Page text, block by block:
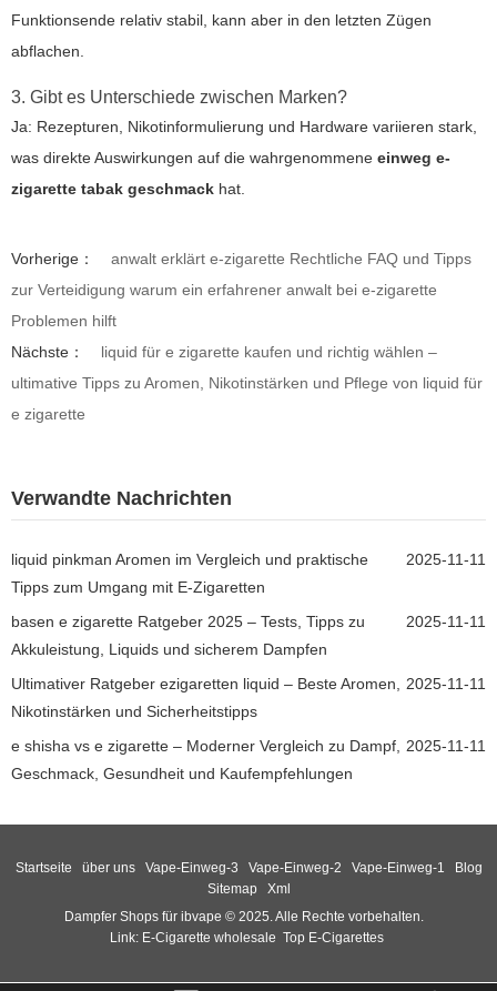
Funktionsende relativ stabil, kann aber in den letzten Zügen
abflachen.
3. Gibt es Unterschiede zwischen Marken?
Ja: Rezepturen, Nikotinformulierung und Hardware variieren stark,
was direkte Auswirkungen auf die wahrgenommene einweg e-
zigarette tabak geschmack hat.
Vorherige：
anwalt erklärt e-zigarette Rechtliche FAQ und Tipps
zur Verteidigung warum ein erfahrener anwalt bei e-zigarette
Problemen hilft
Nächste：
liquid für e zigarette kaufen und richtig wählen –
ultimative Tipps zu Aromen, Nikotinstärken und Pflege von liquid für
e zigarette
Verwandte Nachrichten
2025-11-11
liquid pinkman Aromen im Vergleich und praktische
Tipps zum Umgang mit E-Zigaretten
2025-11-11
basen e zigarette Ratgeber 2025 – Tests, Tipps zu
Akkuleistung, Liquids und sicherem Dampfen
2025-11-11
Ultimativer Ratgeber ezigaretten liquid – Beste Aromen,
Nikotinstärken und Sicherheitstipps
2025-11-11
e shisha vs e zigarette – Moderner Vergleich zu Dampf,
Geschmack, Gesundheit und Kaufempfehlungen
Startseite über uns Vape-Einweg-3 Vape-Einweg-2 Vape-Einweg-1
Blog
Sitemap
Xml
Dampfer Shops für ibvape © 2025. Alle Rechte vorbehalten.
Link: E-Cigarette wholesale Top E-Cigarettes